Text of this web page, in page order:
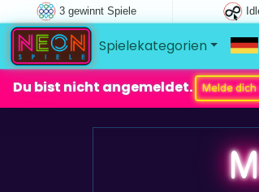
3 gewinnt Spiele
Spielekategorien
Du bist nicht angemeldet. Melde dich